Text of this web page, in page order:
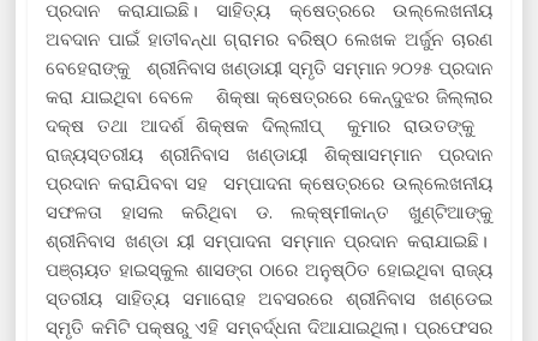
ପ୍ରଦାନ କରାଯାଇଛି। ସାହିତ୍ୟ କ୍ଷେତ୍ରରେ ଉଲ୍ଲେଖନୀୟ
ଅବଦାନ ପାଇଁ ହାତୀବନ୍ଧା ଗ୍ରାମର ବରିଷ୍ଠ ଲେଖକ ଅର୍ଜୁନ ଚାରଣ
ବେହେରାଙ୍କୁ ଶ୍ରୀନିବାସ ଖଣ୍ଡାୟୀ ସ୍ମୃତି ସମ୍ମାନ ୨୦୨୫ ପ୍ରଦାନ
କରା ଯାଇଥିବା ବେଳେ ଶିକ୍ଷା କ୍ଷେତ୍ରରେ କେନ୍ଦୁଝର ଜିଲ୍ଲାର
ଦକ୍ଷ ତଥା ଆଦର୍ଶ ଶିକ୍ଷକ ଦିଲ୍ଲୀପ୍ କୁମାର ରାଉତଙ୍କୁ
ରାଜ୍ୟସ୍ତରୀୟ ଶ୍ରୀନିବାସ ଖଣ୍ଡାୟୀ ଶିକ୍ଷାସମ୍ମାନ ପ୍ରଦାନ
ପ୍ରଦାନ କରାଯିବବା ସହ ସମ୍ପାଦନା କ୍ଷେତ୍ରରେ ଉଲ୍ଲେଖନୀୟ
ସଫଳତା ହାସଲ କରିଥିବା ଡ. ଲକ୍ଷ୍ମୀକାନ୍ତ ଖୁଣ୍ଟିଆଙ୍କୁ
ଶ୍ରୀନିବାସ ଖଣ୍ଡା ୟୀ ସମ୍ପାଦନା ସମ୍ମାନ ପ୍ରଦାନ କରାଯାଇଛି।
ପଞ୍ଚାୟତ ହାଇସ୍କୁଲ ଶାସଙ୍ଗ ଠାରେ ଅନୁଷ୍ଠିତ ହୋଇଥିବା ରାଜ୍ୟ
ସ୍ତରୀୟ ସାହିତ୍ୟ ସମାରୋହ ଅବସରରେ ଶ୍ରୀନିବାସ ଖଣ୍ଡେଇ
ସ୍ମୃତି କମିଟି ପକ୍ଷରୁ ଏହି ସମ୍ବର୍ଦ୍ଧନା ଦିଆଯାଇଥିଲା। ପ୍ରଫେସର